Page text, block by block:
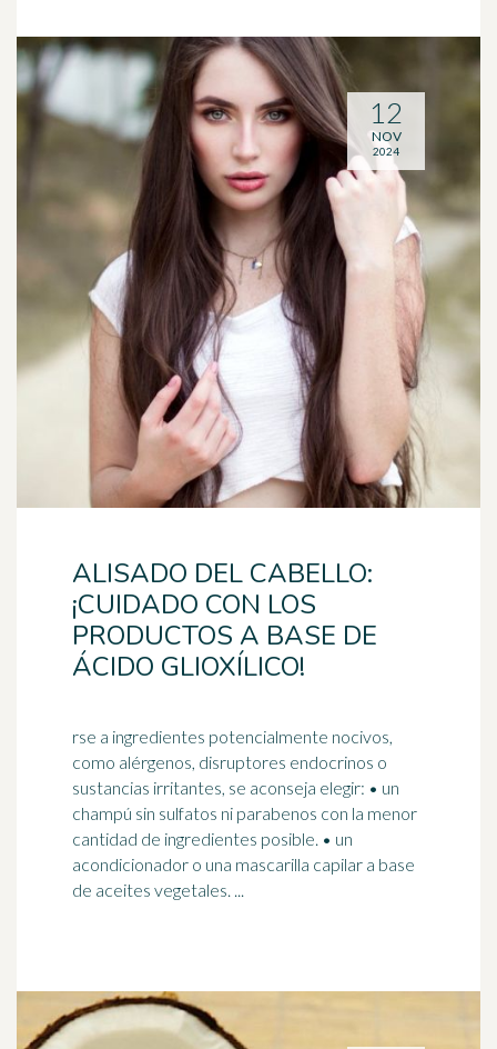
ALISADO DEL CABELLO:
¡CUIDADO CON LOS
PRODUCTOS A BASE DE
ÁCIDO GLIOXÍLICO!
rse a ingredientes potencialmente nocivos,
como alérgenos, disruptores endocrinos o
sustancias irritantes, se aconseja elegir: • un
champú sin sulfatos ni parabenos con la menor
cantidad de ingredientes posible. • un
acondicionador o una mascarilla capilar a base
de aceites vegetales. ...
12
NOV
2024